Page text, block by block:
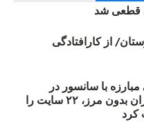
قطعی شد
از کارافتادگی
مبارزه با سانسور در
اینترنت: #آزادی هم‌آیند گزارشگران‌ بدون مرز، ۲۲ سایت را
کرد